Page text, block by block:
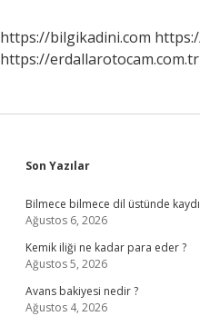
https://bilgikadini.com
https://erdallarotocam.com.tr
Sidebar
Son Yazılar
Bilmece bilmece dil üstünde
Ağustos 6, 2026
Kemik iliği ne kadar para eder ?
Ağustos 5, 2026
Avans bakiyesi nedir ?
Ağustos 4, 2026